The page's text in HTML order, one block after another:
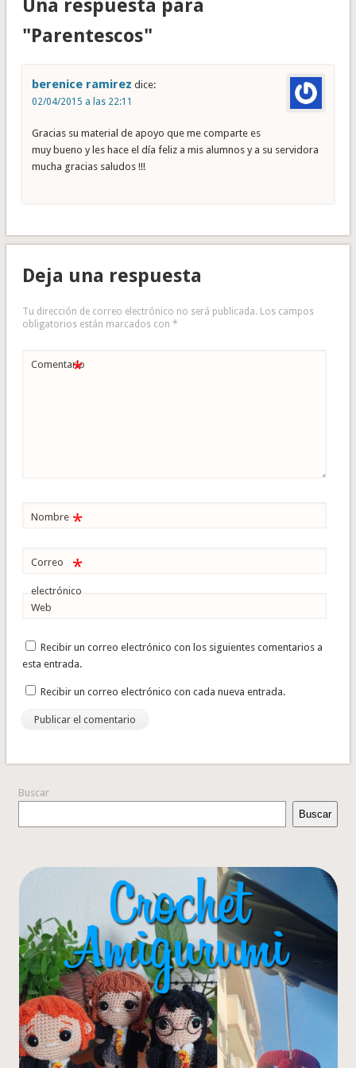
Una respuesta para
"Parentescos"
berenice ramirez dice:
02/04/2015 a las 22:11
Gracias su material de apoyo que me comparte es
muy bueno y les hace el día feliz a mis alumnos y a su servidora
mucha gracias saludos !!!
Deja una respuesta
Tu dirección de correo electrónico no será publicada. Los campos
obligatorios están marcados con *
Comentario
*
Nombre *
Correo
electrónico
*
Web
Recibir un correo electrónico con los siguientes comentarios a
esta entrada.
Recibir un correo electrónico con cada nueva entrada.
Buscar
Buscar